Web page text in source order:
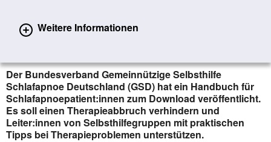
Weitere Informationen
Schlafapnoe: Handbuch für
Der Bundesverband Gemeinnützige Selbsthilfe
Schlafapnoe Deutschland (GSD) hat ein Handbuch für
Schlafapnoepatient:innen zum Download veröffentlicht.
Es soll einen Therapieabbruch verhindern und
Leiter:innen von Selbsthilfegruppen mit praktischen
Tipps bei Therapieproblemen unterstützen.